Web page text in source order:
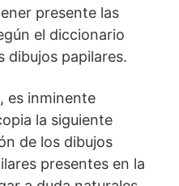
presente las
el diccionario
dibujos papilares.
es inminente
la siguiente
de los dibujos
presentes en la